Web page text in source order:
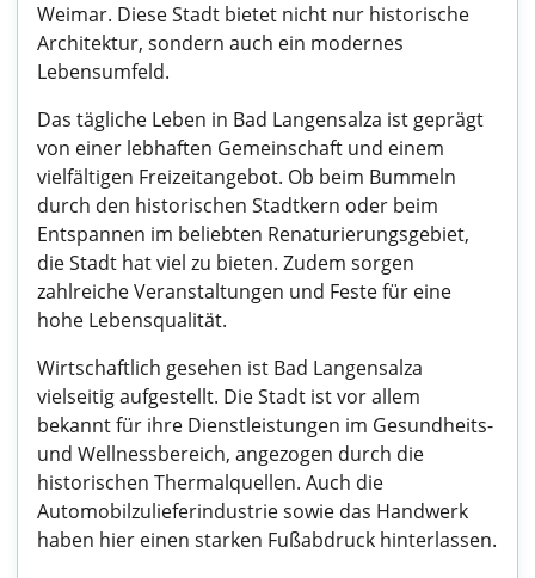
Weimar. Diese Stadt bietet nicht nur historische
Architektur, sondern auch ein modernes
Lebensumfeld.
Das tägliche Leben in Bad Langensalza ist geprägt
von einer lebhaften Gemeinschaft und einem
vielfältigen Freizeitangebot. Ob beim Bummeln
durch den historischen Stadtkern oder beim
Entspannen im beliebten Renaturierungsgebiet,
die Stadt hat viel zu bieten. Zudem sorgen
zahlreiche Veranstaltungen und Feste für eine
hohe Lebensqualität.
Wirtschaftlich gesehen ist Bad Langensalza
vielseitig aufgestellt. Die Stadt ist vor allem
bekannt für ihre Dienstleistungen im Gesundheits-
und Wellnessbereich, angezogen durch die
historischen Thermalquellen. Auch die
Automobilzulieferindustrie sowie das Handwerk
haben hier einen starken Fußabdruck hinterlassen.